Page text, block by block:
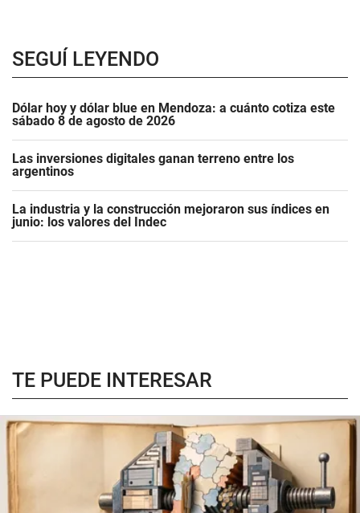
SEGUÍ LEYENDO
Dólar hoy y dólar blue en Mendoza: a cuánto cotiza este
sábado 8 de agosto de 2026
Las inversiones digitales ganan terreno entre los
argentinos
La industria y la construcción mejoraron sus índices en
junio: los valores del Indec
TE PUEDE INTERESAR